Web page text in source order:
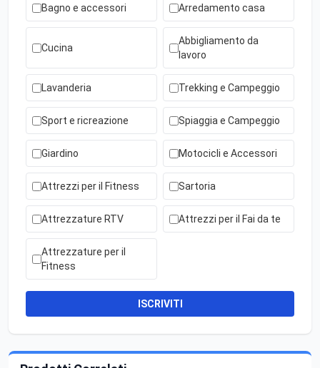
Bagno e accessori Arredamento casa
Cucina
Abbigliamento da
lavoro
Lavanderia Trekking e Campeggio
Sport e ricreazione Spiaggia e Campeggio
Giardino Motocicli e Accessori
Attrezzi per il Fitness Sartoria
Attrezzature RTV Attrezzi per il Fai da te
Attrezzature per il
Fitness
ISCRIVITI